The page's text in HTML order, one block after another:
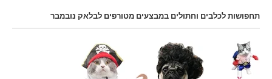
תחפושות לכלבים וחתולים במבצעים מטורפים לבלאק נובמבר